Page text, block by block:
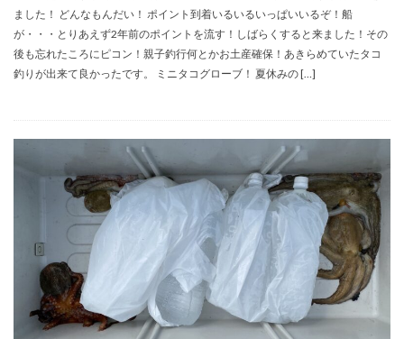
ました！ どんなもんだい！ ポイント到着いるいるいっぱいいるぞ！船
が・・・とりあえず2年前のポイントを流す！しばらくすると来ました！その
後も忘れたころにピコン！親子釣行何とかお土産確保！あきらめていたタコ
釣りが出来て良かったです。 ミニタコグローブ！ 夏休みの […]